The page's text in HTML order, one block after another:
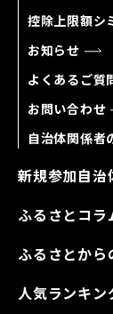
控除上限額シ
お知らせ
よくあるご質
お問い合わせ
自治体関係者
新規参加自治
ふるさとコラ
ふるさとから
人気ランキン